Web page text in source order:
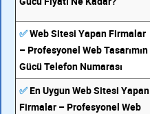
✅Web Sitesi Yapan Firmalar
– Profesyonel Web Tasarımın
Gücü Telefon Numarası
✅En Uygun Web Sitesi Yapan
Firmalar – Profesyonel Web